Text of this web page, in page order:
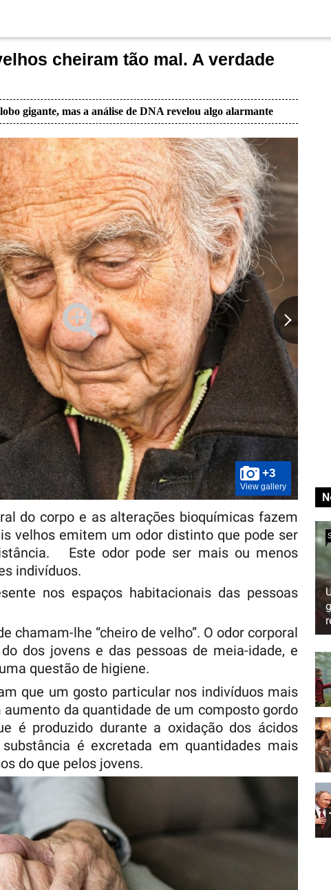
cheiram tão mal. A verdade
gigante, mas a análise de DNA revelou algo alarmante
+3
View gallery
do corpo e as alterações bioquímicas fazem
velhos emitem um odor distinto que pode ser
Este odor pode ser mais ou menos
indivíduos.
nos espaços habitacionais das pessoas
chamam-lhe “cheiro de velho”. O odor corporal
dos jovens e das pessoas de meia-idade, e
questão de higiene.
que um gosto particular nos indivíduos mais
da quantidade de um composto gordo
é produzido durante a oxidação dos ácidos
é excretada em quantidades mais
do que pelos jovens.